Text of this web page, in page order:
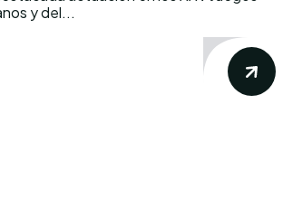
y del...